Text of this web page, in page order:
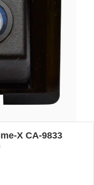
X CA-9833